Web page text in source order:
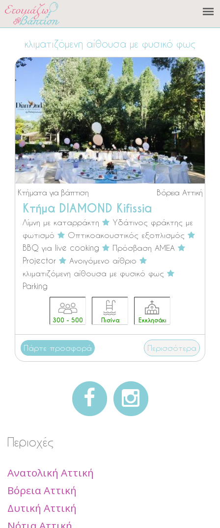
κλιματιζόμενη αίθουσα με φυσικό φως
Βόρεια Αττική
Κτήματα για βάπτιση
Κτήμα DIAMOND Kifissia
Λίμνη με καταρράκτη
Υδάτινος φράκτης με
φωτισμό
Οπτικοακουστικός εξοπλισμός
BBQ για live cooking
Πρόσβαση ΑΜΕΑ
Projector
Ανοιγόμενο αίθριο
κλιματιζόμενη αίθουσα με φυσικό φως
Parking
300 - 500 Πισίνα Εκκλησάκι
Πάρτε προσφορά Περισσότερα
Περιοχές
Ανατολική Αττική
Βόρεια Αττική
Δυτική Αττική